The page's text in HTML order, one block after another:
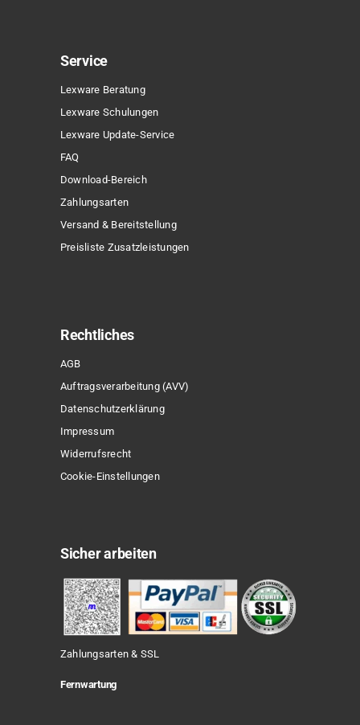
Service
Lexware Beratung
Lexware Schulungen
Lexware Update-Service
FAQ
Download-Bereich
Zahlungsarten
Versand & Bereitstellung
Preisliste Zusatzleistungen
Rechtliches
AGB
Auftragsverarbeitung (AVV)
Datenschutzerklärung
Impressum
Widerrufsrecht
Cookie-Einstellungen
Sicher arbeiten
Zahlungsarten & SSL
Fernwartung